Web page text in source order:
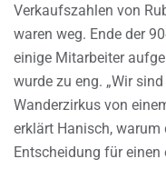
Verkaufszahlen von
waren weg. Ende der
einige Mitarbeiter
wurde zu eng. „Wir
Wanderzirkus von
erklärt Hanisch,
Entscheidung für